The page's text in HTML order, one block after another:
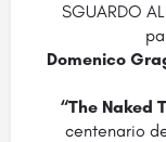
SGUARDO
Domenico
“The Naked
centenario